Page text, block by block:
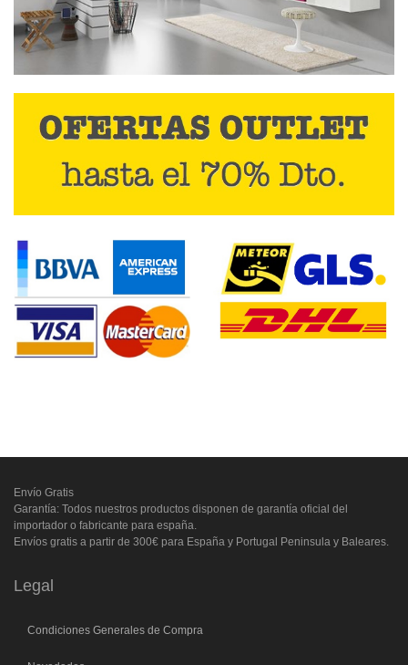
Envío Gratis
Garantía: Todos nuestros productos disponen de garantía oficial del
importador o fabricante para españa.
Envíos gratis a partir de 300€ para España y Portugal Peninsula y Baleares.
Legal
Condiciones Generales de Compra